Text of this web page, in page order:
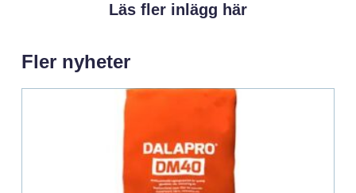
Läs fler inlägg här
Fler nyheter